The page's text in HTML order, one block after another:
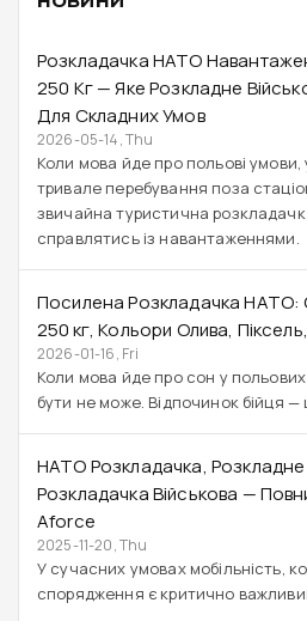
Розкладачка НАТО
250 Кг — Яке Розкладне
Для Складних Умов
2026-05-14, Thu
Коли мова йде про польові умови,
тривале перебування поза
звичайна туристична
справлятись із навантаженнями.
Посилена Розкладачка НАТО:
250 Кг, Кольори Олива,
2026-01-16, Fri
Коли мова йде про сон у
бути не може. Відпочинок бійця —
НАТО Розкладачка, Розкладне
Розкладачка Військова —
Aforce
2025-11-20, Thu
У сучасних умовах мобільність,
спорядження є критично